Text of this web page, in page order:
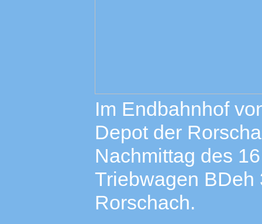
Im Endbahnhof
Depot der
Nachmittag des
Triebwagen BDeh
Rorschach.